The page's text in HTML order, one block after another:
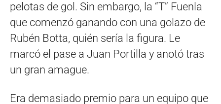
pelotas de gol. Sin embargo, la “T” Fuenla
que comenzó ganando con una golazo de
Rubén Botta, quién sería la figura. Le
marcó el pase a Juan Portilla y anotó tras
un gran amague.
Era demasiado premio para un equipo que